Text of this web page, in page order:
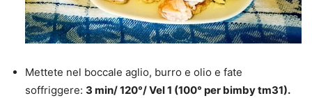
Mettete nel boccale aglio, burro e olio e fate
soffriggere: 3 min/ 120°/ Vel 1 (100° per bimby tm31).